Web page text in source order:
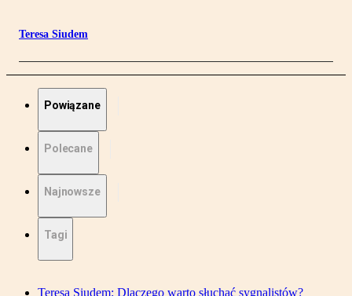
Teresa Siudem
Powiązane
Polecane
Najnowsze
Tagi
Teresa Siudem: Dlaczego warto słuchać sygnalistów?